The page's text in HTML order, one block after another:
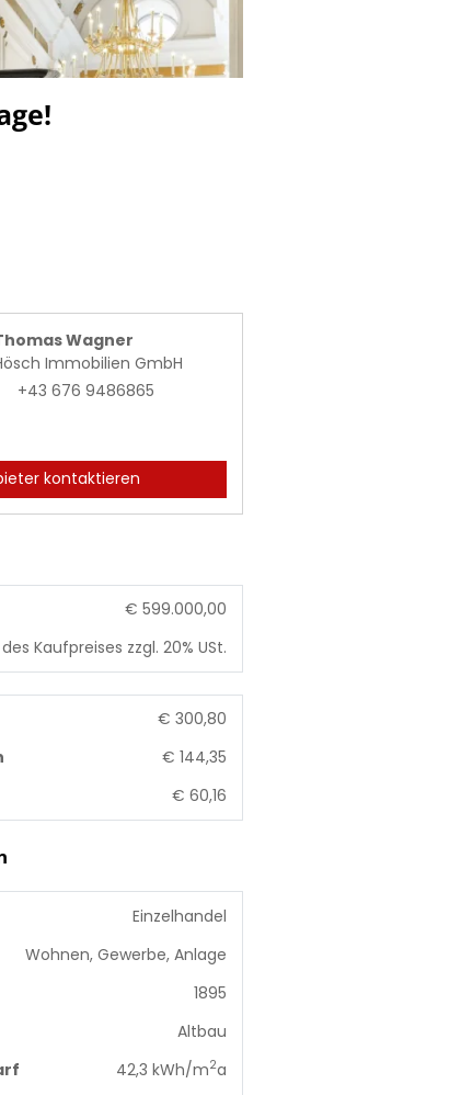
Wagner
Immobilien GmbH
+43 676 9486865
kontaktieren
€ 599.000,00
des Kaufpreises zzgl. 20% USt.
€ 300,80
€ 144,35
€ 60,16
Einzelhandel
Wohnen, Gewerbe, Anlage
1895
Altbau
42,3 kWh/m2a